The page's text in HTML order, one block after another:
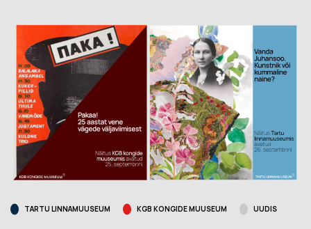
TARTU LINNAMUUSEUM KGB KONGIDE MUUSEUM UUDIS